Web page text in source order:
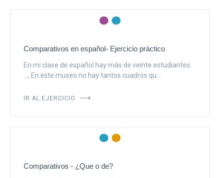
Comparativos en español- Ejercicio práctico
En mi clase de español hay más de veinte estudiantes.
..., En este museo no hay tantos cuadros qu...
IR AL EJERCICIO
Comparativos - ¿Que o de?